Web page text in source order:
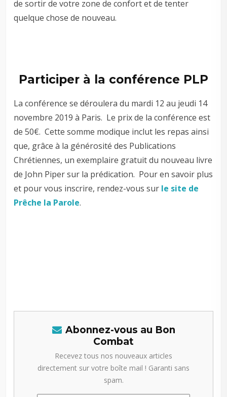
de sortir de votre zone de confort et de tenter
quelque chose de nouveau.
Participer à la conférence PLP
La conférence se déroulera du mardi 12 au jeudi 14
novembre 2019 à Paris. Le prix de la conférence est
de 50€. Cette somme modique inclut les repas ainsi
que, grâce à la générosité des Publications
Chrétiennes, un exemplaire gratuit du nouveau livre
de John Piper sur la prédication. Pour en savoir plus
et pour vous inscrire, rendez-vous sur le site de
Prêche la Parole.
Abonnez-vous au Bon
Combat
Recevez tous nos nouveaux articles
directement sur votre boîte mail ! Garanti sans
spam.